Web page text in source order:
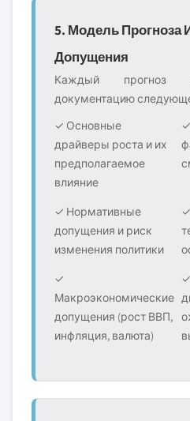
5. Модель
Допущения
Каждый прогноз
документацию
✓ Основные
драйверы роста и их
предполагаемое
влияние
✓ Нормативные
допущения и риск
изменения политики
✓
Макроэкономические
допущения (рост ВВП,
инфляция, валюта)